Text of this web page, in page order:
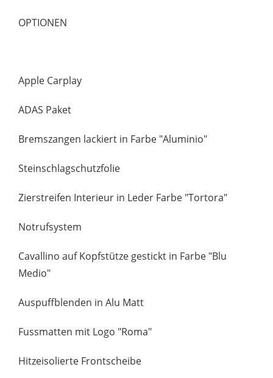
OPTIONEN
Apple Carplay
ADAS Paket
Bremszangen lackiert in Farbe "Aluminio"
Steinschlagschutzfolie
Zierstreifen Interieur in Leder Farbe "Tortora"
Notrufsystem
Cavallino auf Kopfstütze gestickt in Farbe "Blu
Medio"
Auspuffblenden in Alu Matt
Fussmatten mit Logo "Roma"
Hitzeisolierte Frontscheibe